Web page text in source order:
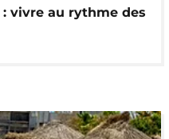
vivre au rythme des